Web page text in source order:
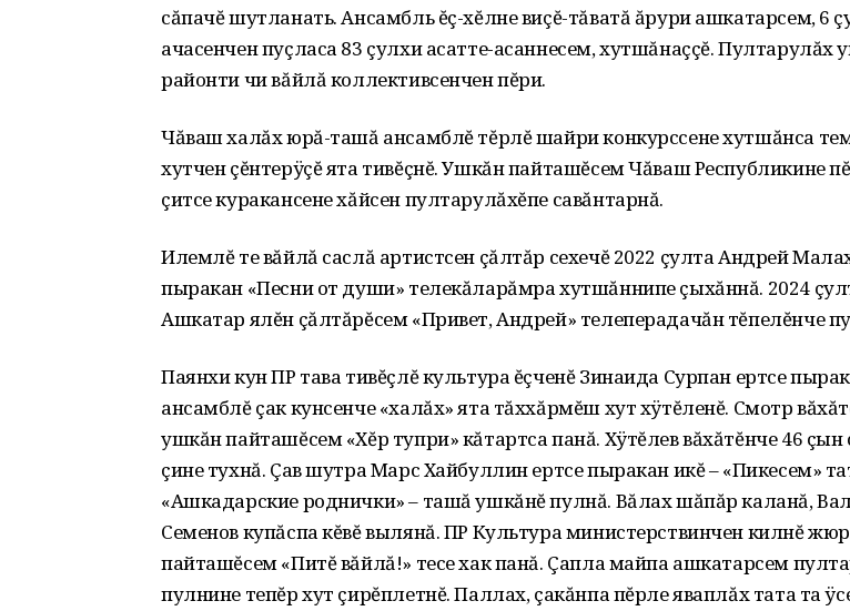
сăпачĕ шутланать. Ансамбль ĕç-хĕлне виçĕ-тăватă ăрури ашкатарсем, 6
ачасенчен пуçласа 83 çулхи асатте-асаннесем, хутшăнаççĕ. Пултарулăх
районти чи вăйлă коллективсенчен пĕри.
Чăваш халăх юрă-ташă ансамблĕ тĕрлĕ шайри конкурссене хутшăнса
хутчен çĕнтерÿçĕ ята тивĕçнĕ. Ушкăн пайташĕсем Чăваш Республикине
çитсе куракансене хăйсен пултарулăхĕпе савăнтарнă.
Илемлĕ те вăйлă саслă артистсен çăлтăр сехечĕ 2022 çулта Андрей
пыракан «Песни от души» телекăларăмра хутшăннипе çыхăннă. 2024
Ашкатар ялĕн çăлтăрĕсем «Привет, Андрей» телеперадачăн тĕпелĕнче
Паянхи кун ПР тава тивĕçлĕ культура ĕçченĕ Зинаида Сурпан ертсе
ансамблĕ çак кунсенче «халăх» ята тăххăрмĕш хут хÿтĕленĕ. Смотр
ушкăн пайташĕсем «Хĕр тупри» кăтартса панă. Хÿтĕлев вăхăтĕнче 46 çын
çине тухнă. Çав шутра Марс Хайбуллин ертсе пыракан икĕ – «Пикесем»
«Ашкадарские роднички» – ташă ушкăнĕ пулнă. Вăлах шăпăр каланă,
Семенов купăспа кĕвĕ вылянă. ПР Культура министерствинчен килнĕ
пайташĕсем «Питĕ вăйлă!» тесе хак панă. Çапла майпа ашкатарсем
пулнине тепĕр хут çирĕплетнĕ. Паллах, çакăнпа пĕрле яваплăх тата та